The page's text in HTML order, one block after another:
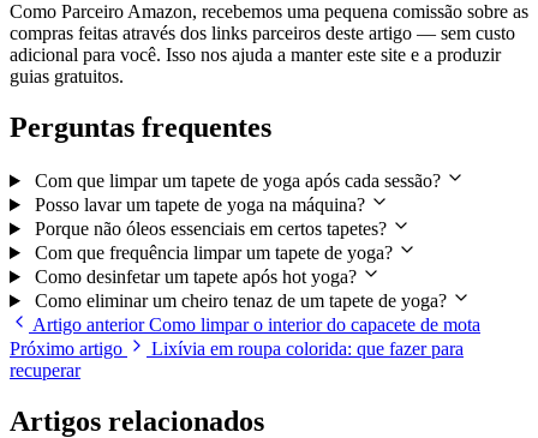
Como Parceiro Amazon, recebemos uma pequena comissão sobre as
compras feitas através dos links parceiros deste artigo — sem custo
adicional para você. Isso nos ajuda a manter este site e a produzir
guias gratuitos.
Perguntas frequentes
Com que limpar um tapete de yoga após cada sessão?
Posso lavar um tapete de yoga na máquina?
Porque não óleos essenciais em certos tapetes?
Com que frequência limpar um tapete de yoga?
Como desinfetar um tapete após hot yoga?
Como eliminar um cheiro tenaz de um tapete de yoga?
Artigo anteriorComo limpar o interior do capacete de mota
Próximo artigo
Lixívia em roupa colorida: que fazer para
recuperar
Artigos relacionados